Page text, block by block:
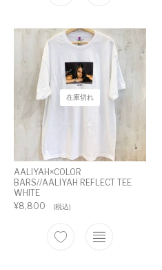
在庫切れ
AALIYAH×COLOR
BARS//AALIYAH REFLECT TEE
WHITE
¥8,800 (税込)